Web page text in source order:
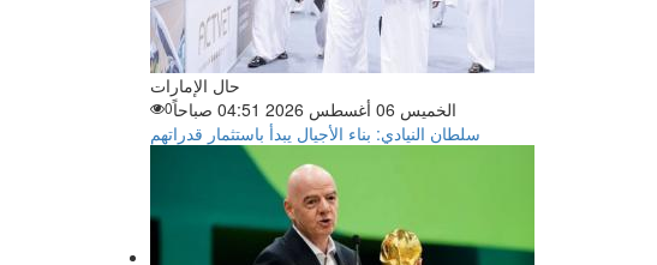
حال الإمارات
الخميس 06 أغسطس 2026 04:51 صباحاً
0
سلطان النيادي: بناء الأجيال يبدأ باستثمار قدراتهم